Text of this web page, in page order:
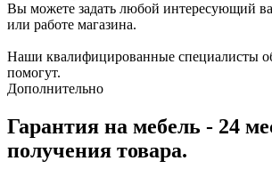
Вы можете задать любой интересующий
или работе магазина.
Наши квалифицированные специалисты
помогут.
Дополнительно
Гарантия на мебель - 24
получения товара.